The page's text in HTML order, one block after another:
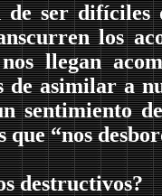
de ser
los
llegan
de asimilar a
sentimiento
“nos
destructivos?